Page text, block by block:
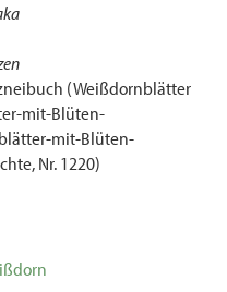
(Weißdornblätter
mit-Blüten-
mit-Blüten-
Nr. 1220)